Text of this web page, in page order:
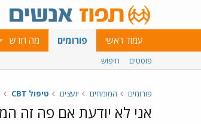
עמוד ראשי פורומים מה חדש
פוסטים חיפוש
פורומים המומחים יועצים טיפול CBT
אני לא יודעת אם פה זה